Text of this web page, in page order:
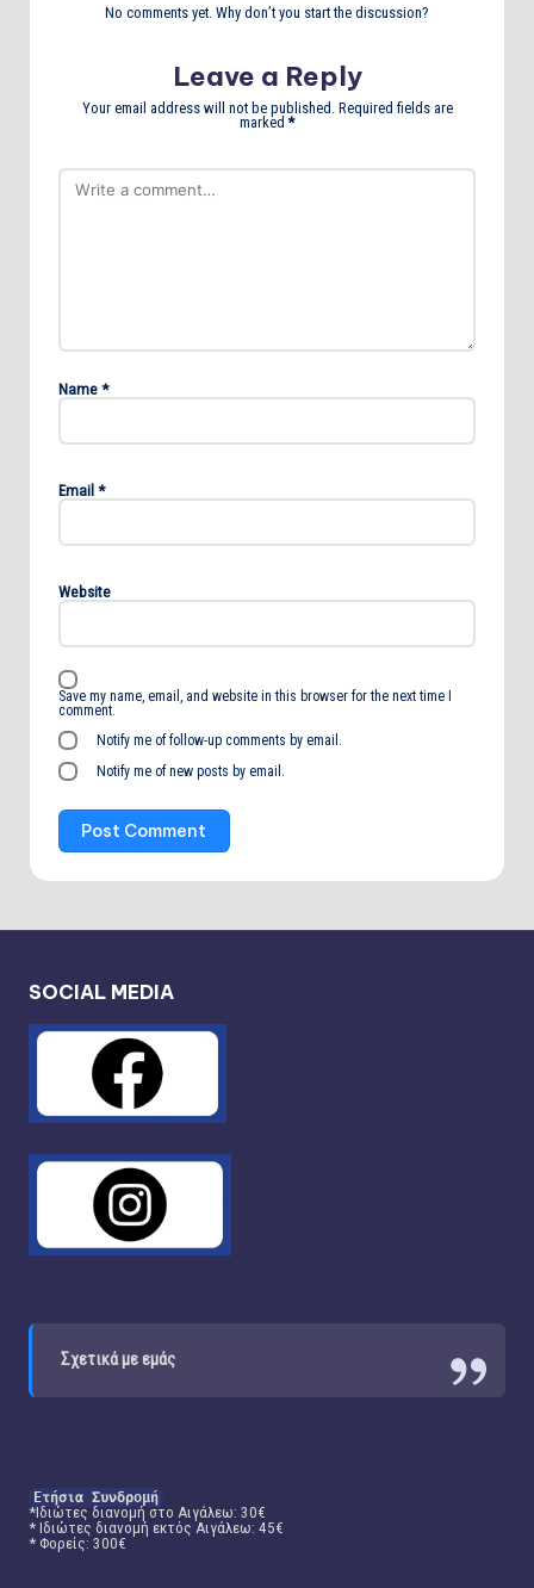
No comments yet. Why don’t you start the discussion?
Leave a Reply
Your email address will not be published. Required fields are
marked*
Name *
Email *
Website
Save my name, email, and website in this browser for the next time I
comment.
Notify me of follow-up comments by email.
Notify me of new posts by email.
SOCIAL MEDIA
Σχετικά με εμάς
Ετήσια Συνδρομή
*Ιδιώτες διανομή στο Αιγάλεω: 30€
* Ιδιώτες διανομή εκτός Αιγάλεω: 45€
* Φορείς: 300€